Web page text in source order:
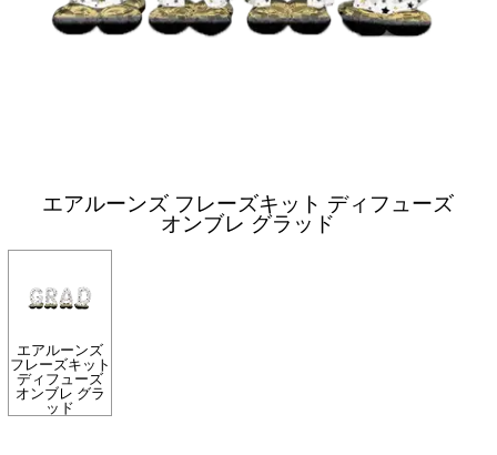
エアルーンズ フレーズキット ディフューズ
オンブレ グラッド
エアルーンズ
フレーズキット
ディフューズ
オンブレ グラ
ッド